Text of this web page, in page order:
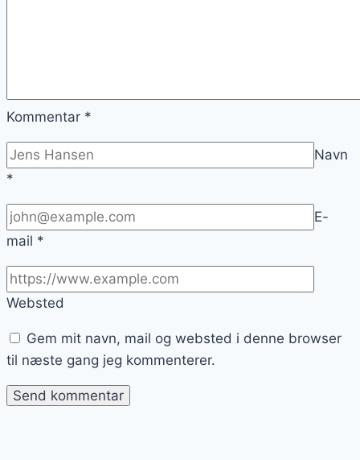
Kommentar *
Navn
*
E-
mail *
Websted
Gem mit navn, mail og websted i denne browser
til næste gang jeg kommenterer.